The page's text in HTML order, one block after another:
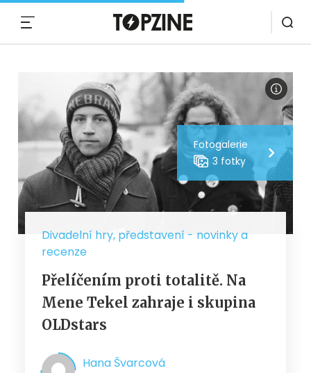
Fotogalerie
3 fotky
Divadelní hry, představení - novinky a
recenze
Přelíčením proti totalitě. Na
Mene Tekel zahraje i skupina
OLDstars
Hana Švarcová